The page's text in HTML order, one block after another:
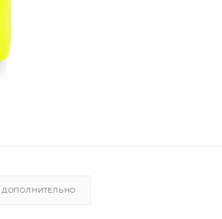
ДОПОЛНИТЕЛЬНО